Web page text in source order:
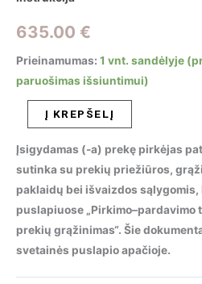
635.00 €
Prieinamumas: 1 vnt. sandėlyje
paruošimas išsiuntimui)
produkto
kiekis:
Pakabinamas
šviestuvas
COLOSSAL
SP6
TRASPARENTE,
114194
Į KREPŠELĮ
Įsigydamas (-a) prekę pirkėjas
sutinka su prekių priežiūros,
paklaidų bei išvaizdos
puslapiuose „Pirkimo–pardavimo
prekių grąžinimas“. Šie
svetainės puslapio apačioje.